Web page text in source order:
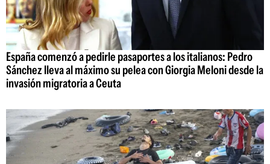
España comenzó a pedirle pasaportes a los italianos: Pedro
Sánchez lleva al máximo su pelea con Giorgia Meloni desde la
invasión migratoria a Ceuta